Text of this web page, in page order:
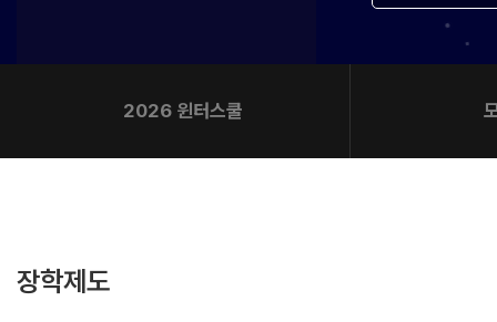
2026 윈터스쿨
장학제도